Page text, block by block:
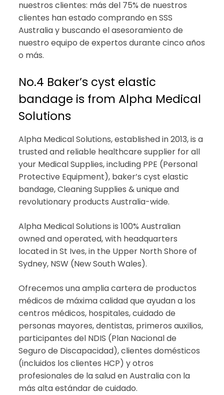
nuestros clientes: más del 75% de nuestros
clientes han estado comprando en SSS
Australia y buscando el asesoramiento de
nuestro equipo de expertos durante cinco años
o más.
No.4 Baker’s cyst elastic
bandage is from Alpha Medical
Solutions
Alpha Medical Solutions, established in 2013, is a
trusted and reliable healthcare supplier for all
your Medical Supplies, including PPE (Personal
Protective Equipment), baker’s cyst elastic
bandage, Cleaning Supplies & unique and
revolutionary products Australia-wide.
Alpha Medical Solutions is 100% Australian
owned and operated, with headquarters
located in St Ives, in the Upper North Shore of
Sydney, NSW (New South Wales).
Ofrecemos una amplia cartera de productos
médicos de máxima calidad que ayudan a los
centros médicos, hospitales, cuidado de
personas mayores, dentistas, primeros auxilios,
participantes del NDIS (Plan Nacional de
Seguro de Discapacidad), clientes domésticos
(incluidos los clientes HCP) y otros
profesionales de la salud en Australia con la
más alta estándar de cuidado.